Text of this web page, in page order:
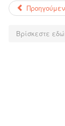
Βρίσκεστε